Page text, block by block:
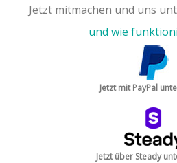
Jetzt mitmachen und uns
und wie
Jetzt mit PayPal
Jetzt über Steady